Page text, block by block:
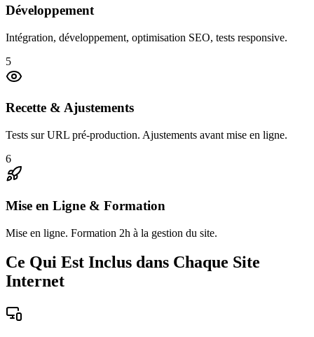
Développement
Intégration, développement, optimisation SEO, tests responsive.
5
Recette & Ajustements
Tests sur URL pré-production. Ajustements avant mise en ligne.
6
Mise en Ligne & Formation
Mise en ligne. Formation 2h à la gestion du site.
Ce Qui Est Inclus dans Chaque Site
Internet